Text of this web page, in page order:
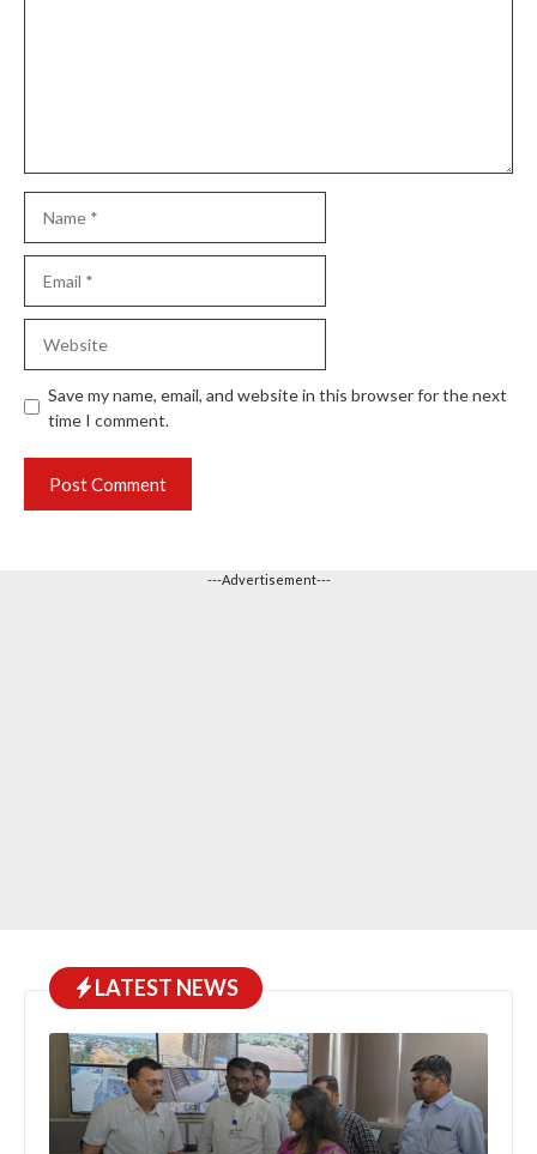
Save my name, email, and website in this browser for the next
time I comment.
---Advertisement---
LATEST NEWS